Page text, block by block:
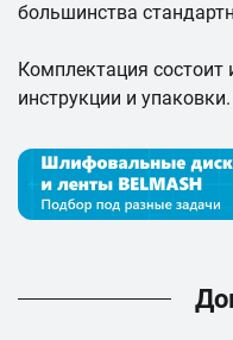
большинства
Комплектация
инструкции и упаковки.